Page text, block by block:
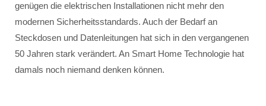
genügen die elektrischen Installationen nicht mehr den
modernen Sicherheitsstandards. Auch der Bedarf an
Steckdosen und Datenleitungen hat sich in den vergangenen
50 Jahren stark verändert. An Smart Home Technologie hat
damals noch niemand denken können.